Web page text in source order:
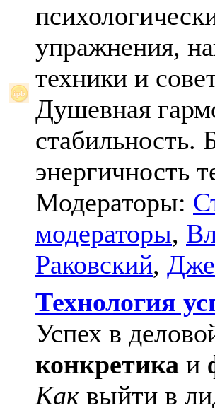
упражнения,
техники и
Душевная
стабильность.
энергичность
Модераторы:
модераторы,
Раковский,
Технология
Успех в
конкретика и
Как выйти в